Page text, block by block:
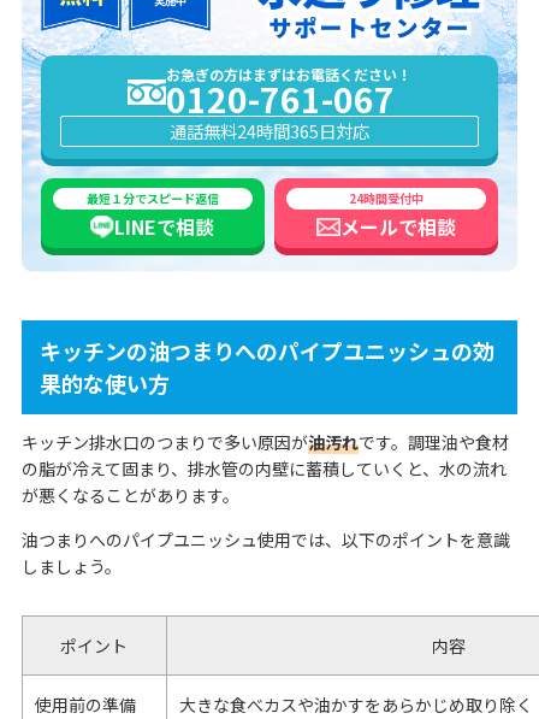
お急ぎの方はまずはお電話ください！
0120-761-067
通話無料24時間365日対応
最短１分でスピード返信
LINEで相談
24時間受付中
メールで相談
キッチンの油つまりへのパイプユニッシュの効
果的な使い方
キッチン排水口のつまりで多い原因が油汚れです。調理油や食材
の脂が冷えて固まり、排水管の内壁に蓄積していくと、水の流れ
が悪くなることがあります。
油つまりへのパイプユニッシュ使用では、以下のポイントを意識
しましょう。
ポイント 内容
使用前の準備 大きな食べカスや油かすをあらかじめ取り除く